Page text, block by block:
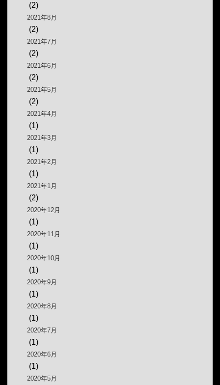
(2)
2021年8月
(2)
2021年7月
(2)
2021年6月
(2)
2021年5月
(2)
2021年4月
(1)
2021年3月
(1)
2021年2月
(1)
2021年1月
(2)
2020年12月
(1)
2020年11月
(1)
2020年10月
(1)
2020年9月
(1)
2020年8月
(1)
2020年7月
(1)
2020年6月
(1)
2020年5月